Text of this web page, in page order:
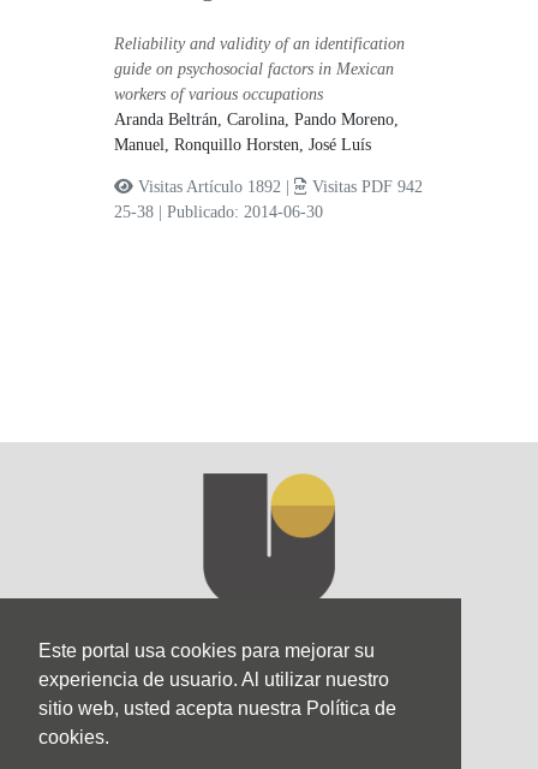
Este portal usa cookies para mejorar su
experiencia de usuario. Al utilizar nuestro
sitio web, usted acepta nuestra Política de
cookies.
Reliability and validity of an identification
guide on psychosocial factors in Mexican
workers of various occupations
Aranda Beltrán, Carolina,Pando Moreno,
Manuel,Ronquillo Horsten, José Luís
Visitas Artículo 1892 |
Visitas PDF 942
25-38
|Publicado: 2014-06-30